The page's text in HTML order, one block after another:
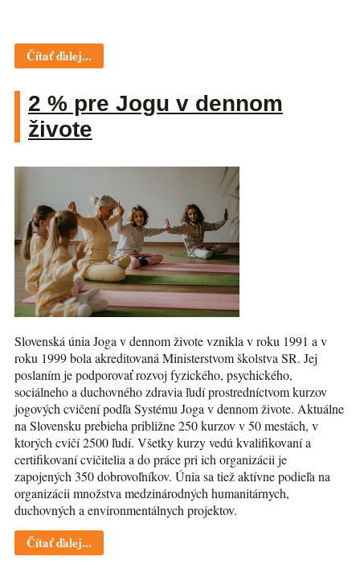
Čítať ďalej...
2 % pre Jogu v dennom
živote
Slovenská únia Joga v dennom živote vznikla v roku 1991 a v
roku 1999 bola akreditovaná Ministerstvom školstva SR. Jej
poslaním je podporovať rozvoj fyzického, psychického,
sociálneho a duchovného zdravia ľudí prostredníctvom kurzov
jogových cvičení podľa Systému Joga v dennom živote. Aktuálne
na Slovensku prebieha približne 250 kurzov v 50 mestách, v
ktorých cvičí 2500 ľudí. Všetky kurzy vedú kvalifikovaní a
certifikovaní cvičitelia a do práce pri ich organizácii je
zapojených 350 dobrovoľníkov. Únia sa tiež aktívne podieľa na
organizácii množstva medzinárodných humanitárnych,
duchovných a environmentálnych projektov.
Čítať ďalej...